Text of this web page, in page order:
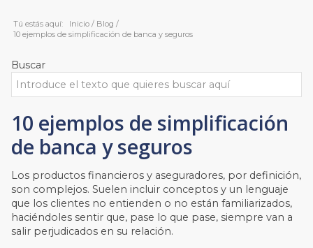
Tú estás aquí: Inicio / Blog /
10 ejemplos de simplificación de banca y seguros
Buscar
10 ejemplos de simplificación
de banca y seguros
Los productos financieros y aseguradores, por definición,
son complejos. Suelen incluir conceptos y un lenguaje
que los clientes no entienden o no están familiarizados,
haciéndoles sentir que, pase lo que pase, siempre van a
salir perjudicados en su relación.